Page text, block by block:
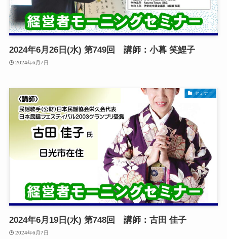
2024年6月26日(水) 第749回 講師：小暮 笑鯉子
2024年6月7日
セミナー
2024年6月19日(水) 第748回 講師：古田 佳子
2024年6月7日